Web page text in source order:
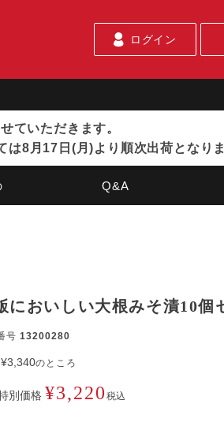
ログイン
ていただきます。
8月17日(月)より順次出荷となりま
Q&A
においしい大根みそ漬10個
号 13200280
¥3,340のところ
別価格 ¥3,220 税込